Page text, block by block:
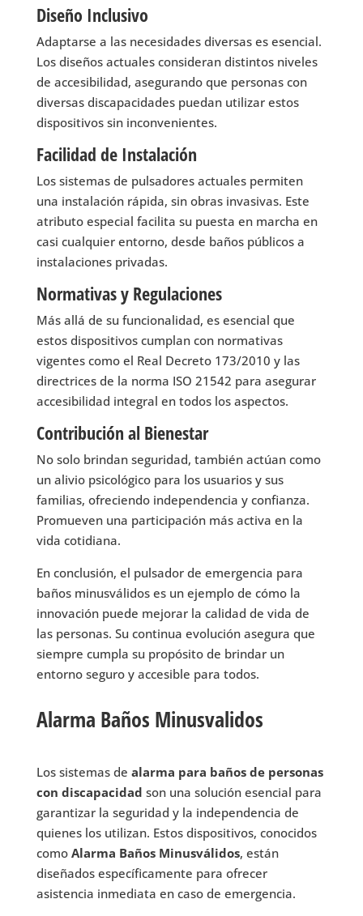
Diseño Inclusivo
Adaptarse a las necesidades diversas es esencial.
Los diseños actuales consideran distintos niveles
de accesibilidad, asegurando que personas con
diversas discapacidades puedan utilizar estos
dispositivos sin inconvenientes.
Facilidad de Instalación
Los sistemas de pulsadores actuales permiten
una instalación rápida, sin obras invasivas. Este
atributo especial facilita su puesta en marcha en
casi cualquier entorno, desde baños públicos a
instalaciones privadas.
Normativas y Regulaciones
Más allá de su funcionalidad, es esencial que
estos dispositivos cumplan con normativas
vigentes como el Real Decreto 173/2010 y las
directrices de la norma ISO 21542 para asegurar
accesibilidad integral en todos los aspectos.
Contribución al Bienestar
No solo brindan seguridad, también actúan como
un alivio psicológico para los usuarios y sus
familias, ofreciendo independencia y confianza.
Promueven una participación más activa en la
vida cotidiana.
En conclusión, el pulsador de emergencia para
baños minusválidos es un ejemplo de cómo la
innovación puede mejorar la calidad de vida de
las personas. Su continua evolución asegura que
siempre cumpla su propósito de brindar un
entorno seguro y accesible para todos.
Alarma Baños Minusvalidos
Los sistemas de alarma para baños de personas
con discapacidad son una solución esencial para
garantizar la seguridad y la independencia de
quienes los utilizan. Estos dispositivos, conocidos
como Alarma Baños Minusválidos, están
diseñados específicamente para ofrecer
asistencia inmediata en caso de emergencia.